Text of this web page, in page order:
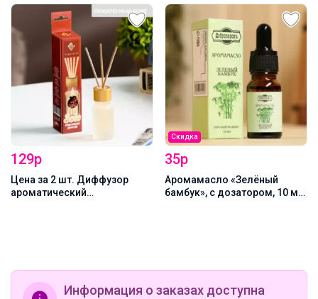
129р
Цена за 2 шт. Диффузор
ароматический
Скидка
35р
Аромамасло «Зелёный
бамбук», с дозатором, 10 мл
Информация о заказах доступна